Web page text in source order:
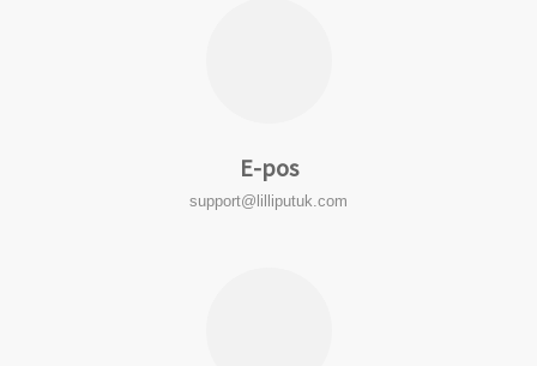
E-pos
support@lilliputuk.com